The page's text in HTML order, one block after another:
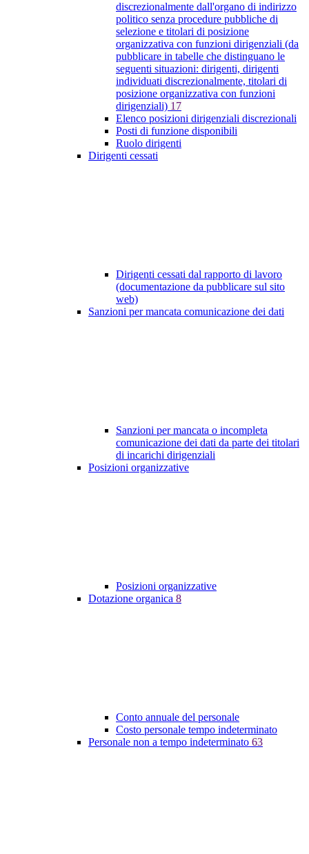
discrezionalmente dall'organo di indirizzo
politico senza procedure pubbliche di
selezione e titolari di posizione
organizzativa con funzioni dirigenziali (da
pubblicare in tabelle che distinguano le
seguenti situazioni: dirigenti, dirigenti
individuati discrezionalmente, titolari di
posizione organizzativa con funzioni
dirigenziali) 17
Elenco posizioni dirigenziali discrezionali
Posti di funzione disponibili
Ruolo dirigenti
Dirigenti cessati
Dirigenti cessati dal rapporto di lavoro
(documentazione da pubblicare sul sito
web)
Sanzioni per mancata comunicazione dei dati
Sanzioni per mancata o incompleta
comunicazione dei dati da parte dei titolari
di incarichi dirigenziali
Posizioni organizzative
Posizioni organizzative
Dotazione organica 8
Conto annuale del personale
Costo personale tempo indeterminato
Personale non a tempo indeterminato 63